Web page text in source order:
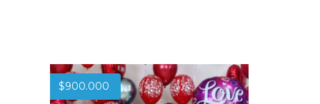
$900.000